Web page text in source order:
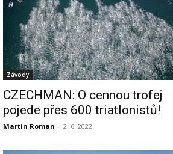
Závody
CZECHMAN: O cennou trofej
pojede přes 600 triatlonistů!
Martin Roman - 2. 6. 2022